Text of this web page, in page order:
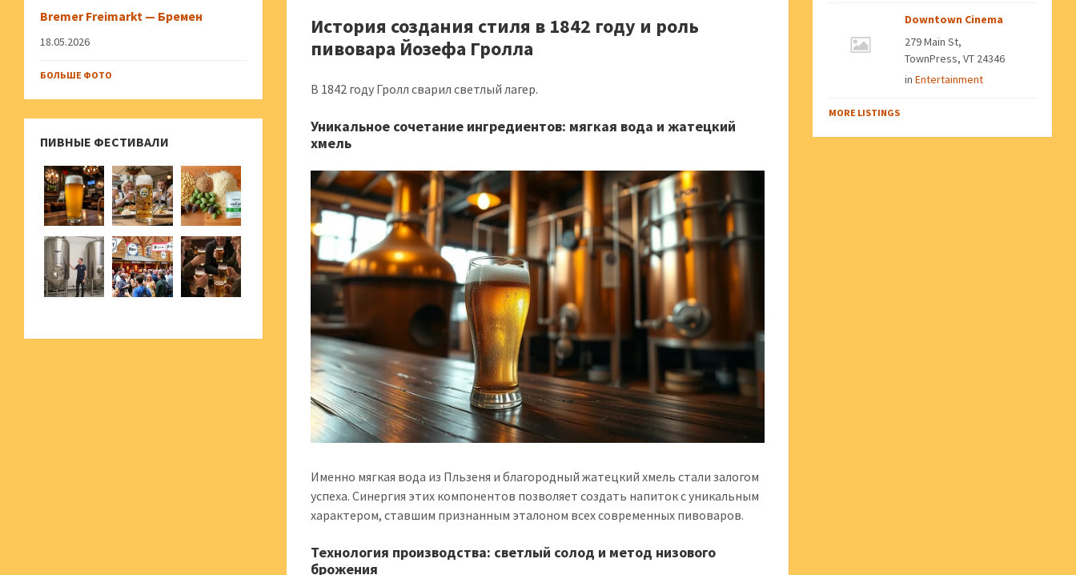
История создания стиля в 1842 году и роль
пивовара Йозефа Гролла
В 1842 году Гролл сварил светлый лагер.
Уникальное сочетание ингредиентов: мягкая вода и жатецкий
хмель
Именно мягкая вода из Пльзеня и благородный жатецкий хмель стали залогом
успеха. Синергия этих компонентов позволяет создать напиток с уникальным
характером, ставшим признанным эталоном всех современных пивоваров.
Технология производства: светлый солод и метод низового
брожения
Bremer Freimarkt — Бремен
18.05.2026
БОЛЬШЕ ФОТО
ПИВНЫЕ ФЕСТИВАЛИ
Downtown Cinema
279 Main St,
TownPress, VT 24346
inEntertainment
MORE LISTINGS